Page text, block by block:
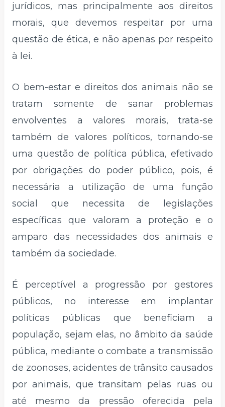
jurídicos, mas principalmente aos direitos
morais, que devemos respeitar por uma
questão de ética, e não apenas por respeito
à lei.
O bem-estar e direitos dos animais não se
tratam somente de sanar problemas
envolventes a valores morais, trata-se
também de valores políticos, tornando-se
uma questão de política pública, efetivado
por obrigações do poder público, pois, é
necessária a utilização de uma função
social que necessita de legislações
específicas que valoram a proteção e o
amparo das necessidades dos animais e
também da sociedade.
É perceptível a progressão por gestores
públicos, no interesse em implantar
políticas públicas que beneficiam a
população, sejam elas, no âmbito da saúde
pública, mediante o combate a transmissão
de zoonoses, acidentes de trânsito causados
por animais, que transitam pelas ruas ou
até mesmo da pressão oferecida pela